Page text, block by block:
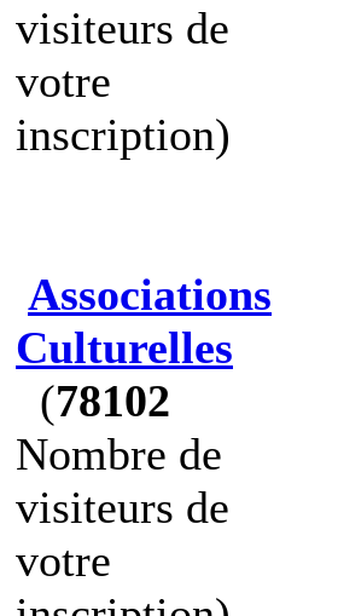
visiteurs de
votre
inscription)
Associations
Culturelles
(78102
Nombre de
visiteurs de
votre